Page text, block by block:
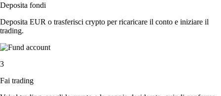
Deposita fondi
Deposita EUR o trasferisci crypto per ricaricare il conto e iniziare il
trading.
3
Fai trading